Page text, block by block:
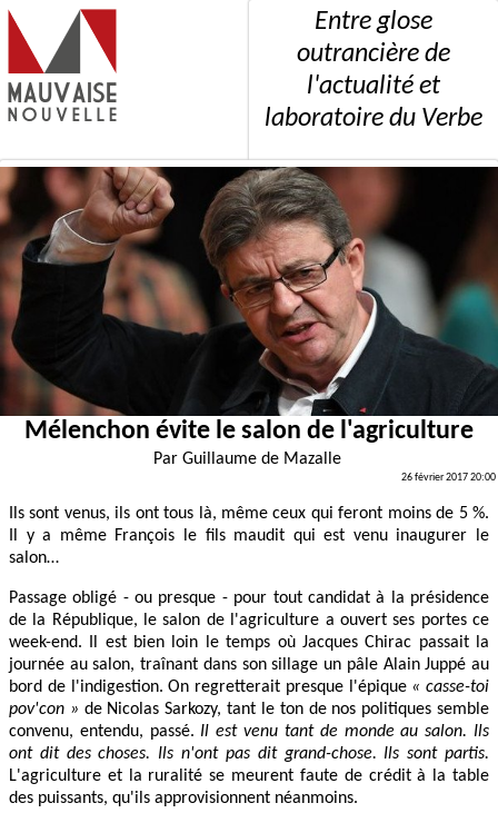
Entre glose
outrancière de
l'actualité et
laboratoire du Verbe
Mélenchon évite le salon de l'agriculture
Par Guillaume de Mazalle
26 février 2017 20:00
Ils sont venus, ils ont tous là, même ceux qui feront moins de 5 %.
Il y a même François le fils maudit qui est venu inaugurer le
salon…
Passage obligé - ou presque - pour tout candidat à la présidence
de la République, le salon de l'agriculture a ouvert ses portes ce
week-end. Il est bien loin le temps où Jacques Chirac passait la
journée au salon, traînant dans son sillage un pâle Alain Juppé au
bord de l'indigestion. On regretterait presque l'épique « casse-toi
pov'con » de Nicolas Sarkozy, tant le ton de nos politiques semble
convenu, entendu, passé. Il est venu tant de monde au salon. Ils
ont dit des choses. Ils n'ont pas dit grand-chose. Ils sont partis.
L'agriculture et la ruralité se meurent faute de crédit à la table
des puissants, qu'ils approvisionnent néanmoins.